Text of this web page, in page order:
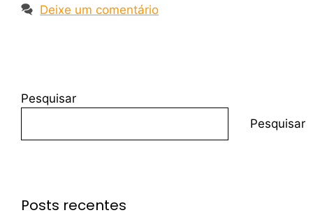
Deixe um comentário
Pesquisar
Pesquisar
Posts recentes